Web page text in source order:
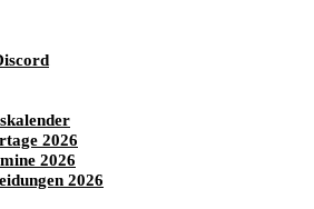
2026
2026
2026